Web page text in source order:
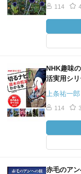
114
NHK趣味
活実用シ
上条祐一
114
赤毛のア